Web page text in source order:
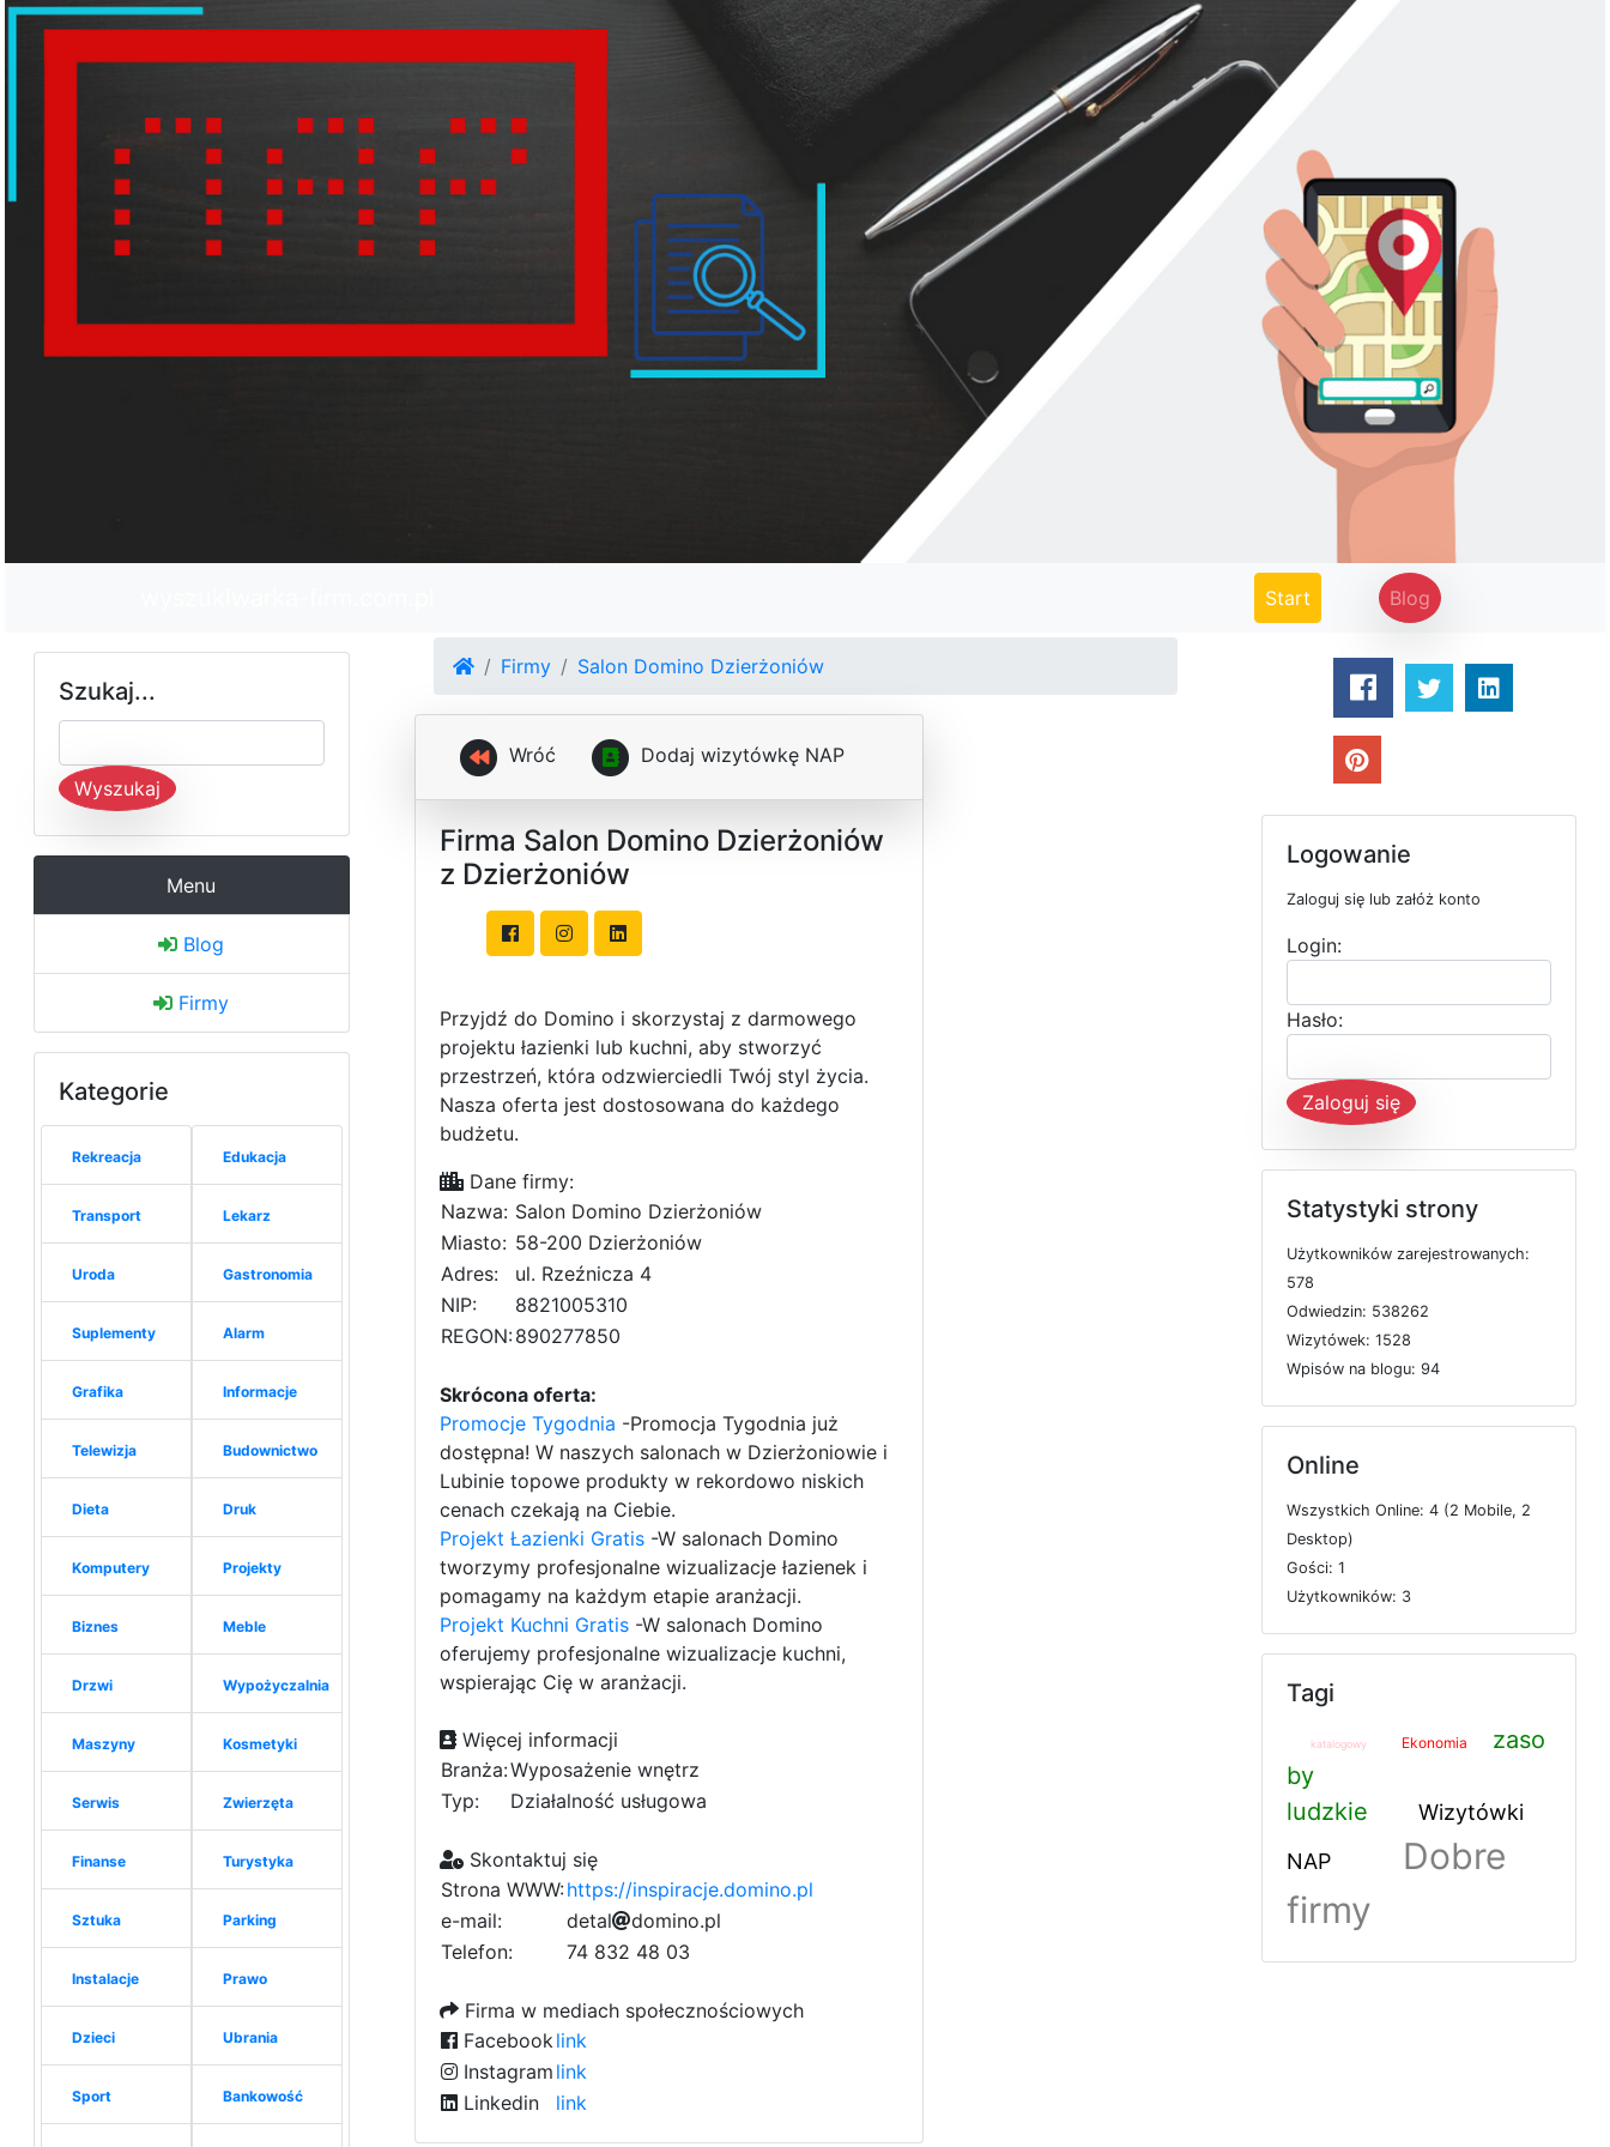
Start (current) Blog
Szukaj...
Wyszukaj
Menu
Blog
Firmy
Kategorie
Rekreacja
Transport
Uroda
Suplementy
Grafika
Telewizja
Dieta
Komputery
Biznes
Drzwi
Maszyny
Serwis
Finanse
Sztuka
Instalacje
Dzieci
Sport
Edukacja
Lekarz
Gastronomia
Alarm
Informacje
Budownictwo
Druk
Projekty
Meble
Wypożyczalnia
Kosmetyki
Zwierzęta
Turystyka
Parking
Prawo
Ubrania
Bankowość
Firmy Salon Domino Dzierżoniów
Wróć Dodaj wizytówkę NAP
Firma Salon Domino Dzierżoniów
z Dzierżoniów
Przyjdź do Domino i skorzystaj z darmowego
projektu łazienki lub kuchni, aby stworzyć
przestrzeń, która odzwierciedli Twój styl życia.
Nasza oferta jest dostosowana do każdego
budżetu.
Dane firmy:
Nazwa: Salon Domino Dzierżoniów
Miasto: 58-200 Dzierżoniów
Adres:
ul. Rzeźnicza 4
NIP:
8821005310
REGON:890277850
Skrócona oferta:
Promocje Tygodnia -Promocja Tygodnia już
dostępna! W naszych salonach w Dzierżoniowie i
Lubinie topowe produkty w rekordowo niskich
cenach czekają na Ciebie.
Projekt Łazienki Gratis-W salonach Domino
tworzymy profesjonalne wizualizacje łazienek i
pomagamy na każdym etapie aranżacji.
Projekt Kuchni Gratis-W salonach Domino
oferujemy profesjonalne wizualizacje kuchni,
wspierając Cię w aranżacji.
Więcej informacji
Branża:Wyposażenie wnętrz
Typ:
Działalność usługowa
Skontaktuj się
Strona WWW:https://inspiracje.domino.pl
e-mail:
2
1
deta
f
alb domino5
.pl
Telefon:
74 832 48 03
Firma w mediach społecznościowych
Facebooklink
Instagram link
Linkedin
link
Logowanie
Zaloguj się lub załóż konto
Login:
Hasło:
Zaloguj się
Statystyki strony
Użytkowników zarejestrowanych:
578
Odwiedzin: 538262
Wizytówek: 1528
Wpisów na blogu: 94
Online
Wszystkich Online: 4 (2 Mobile, 2
Desktop)
Gości: 1
Użytkowników: 3
Tagi
katalogowy Ekonomia
zaso
by
ludzkie
Wizytówki
NAP
Dobre
firmy